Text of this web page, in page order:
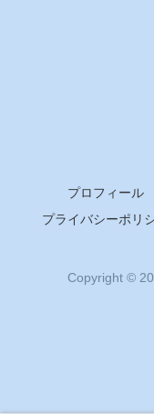
プロフィール
プライバシーポリ
Copyright ©